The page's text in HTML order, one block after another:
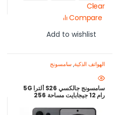
Clear
Compare
Add to wishlist
الهواتف الذكية,سامسونج
سامسونج جالكسي S26 ألترا 5G
رام 12 جيجابايت مساحة 256